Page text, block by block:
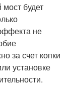
будет
не
за счет копки
установке